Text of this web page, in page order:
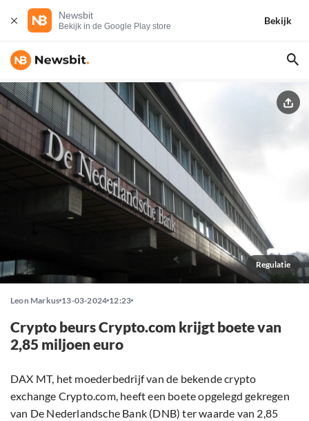
Newsbit
Bekijk in de Google Play store
Bekijk
Regulatie
Leon Markus 13-03-2024 12:23
Crypto beurs Crypto.com krijgt boete van
2,85 miljoen euro
DAX MT, het moederbedrijf van de bekende crypto
exchange Crypto.com, heeft een boete opgelegd gekregen
van De Nederlandsche Bank (DNB) ter waarde van 2,85